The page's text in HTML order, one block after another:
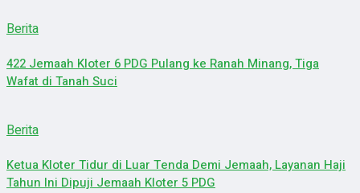
Berita
422 Jemaah Kloter 6 PDG Pulang ke Ranah Minang, Tiga
Wafat di Tanah Suci
Berita
Ketua Kloter Tidur di Luar Tenda Demi Jemaah, Layanan Haji
Tahun Ini Dipuji Jemaah Kloter 5 PDG